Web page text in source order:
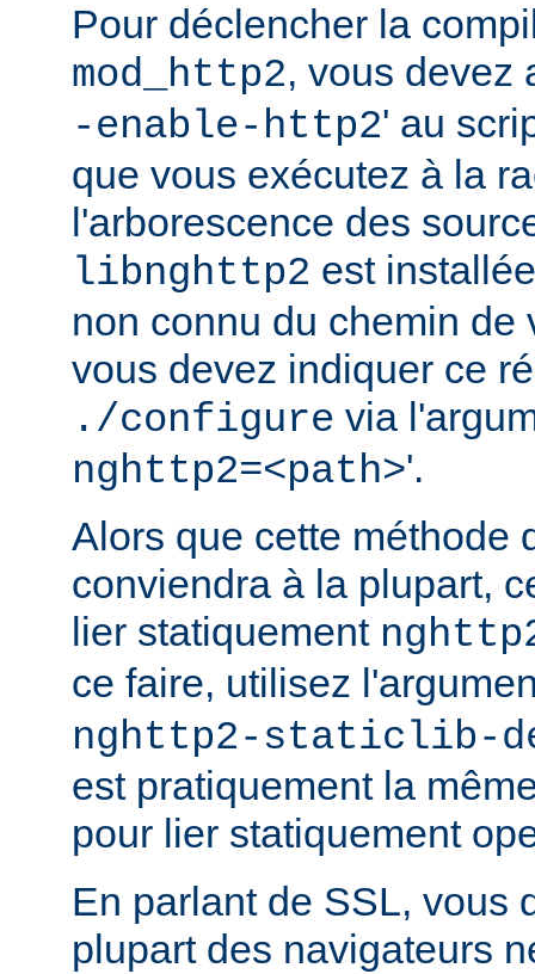
Pour déclencher la
mod_http2, vous devez
-enable-http2' au
que vous exécutez à la
l'arborescence des
libnghttp2 est
non connu du chemin de
vous devez indiquer ce
./configure via
nghttp2=<path>'.
Alors que cette méthode
conviendra à la plupart,
lier statiquement
ce faire, utilisez
nghttp2-staticlib-
est pratiquement la
pour lier statiquement
En parlant de SSL, vous
plupart des navigateurs